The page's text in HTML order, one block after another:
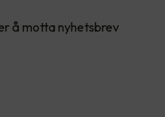
å motta nyhetsbrev